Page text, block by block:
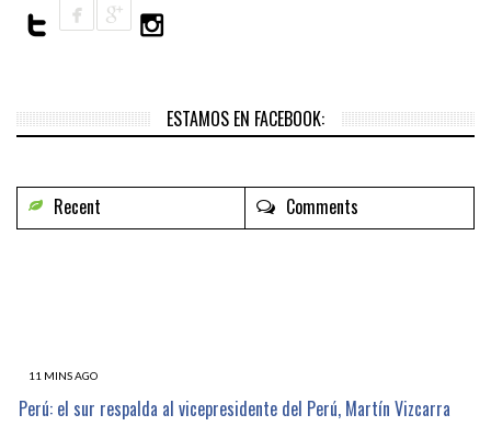
ESTAMOS EN FACEBOOK:
Recent Comments
11 MINS AGO
Perú: el sur respalda al vicepresidente del Perú, Martín Vizcarra